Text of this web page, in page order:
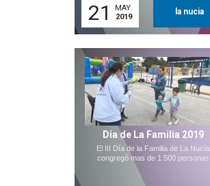
21
MAY.
2019
la nucia
Día de La Familia 2019
El III Día de la Familia de La Nucía
congregó mas de 1.500 personas